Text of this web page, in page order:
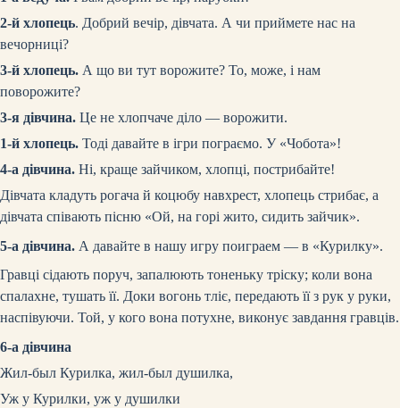
2-й хлопець. Добрий вечір, дівчата. А чи приймете нас на
вечорниці?
3-й хлопець. А що ви тут ворожите? То, може, і нам
поворожите?
3-я дівчина. Це не хлопчаче діло — ворожити.
1-й хлопець. Тоді давайте в ігри пограємо. У «Чобота»!
4-а дівчина. Ні, краще зайчиком, хлопці, пострибайте!
Дівчата кладуть рогача й коцюбу навхрест, хлопець стрибає, а
дівчата співають пісню «Ой, на горі жито, сидить зайчик».
5-а дівчина. А давайте в нашу игру поиграем — в «Курилку».
Гравці сідають поруч, запалюють тоненьку тріску; коли вона
спалахне, тушать її. Доки вогонь тліє, передають її з рук у руки,
наспівуючи. Той, у кого вона потухне, виконує завдання гравців.
6-а дівчина
Жил-был Курилка, жил-был душилка,
Уж у Курилки, уж у душилки